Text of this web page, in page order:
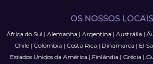
OS NOSSOS LOCAIS
África do Sul | Alemanha | Argentina | Austrália |
Chile | Colômbia | Costa Rica | Dinamarca | El
Estados Unidos da América | Finlândia | Grécia |